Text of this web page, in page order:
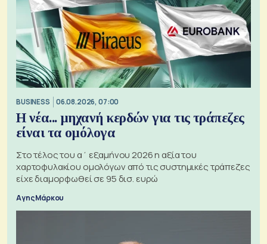
BUSINESS 06.08.2026, 07:00
Η νέα... μηχανή κερδών για τις τράπεζες
είναι τα ομόλογα
Στο τέλος του α΄ εξαμήνου 2026 η αξία του
χαρτοφυλακίου ομολόγων από τις συστημικές τράπεζες
είχε διαμορφωθεί σε 95 δισ. ευρώ
Αγης Μάρκου